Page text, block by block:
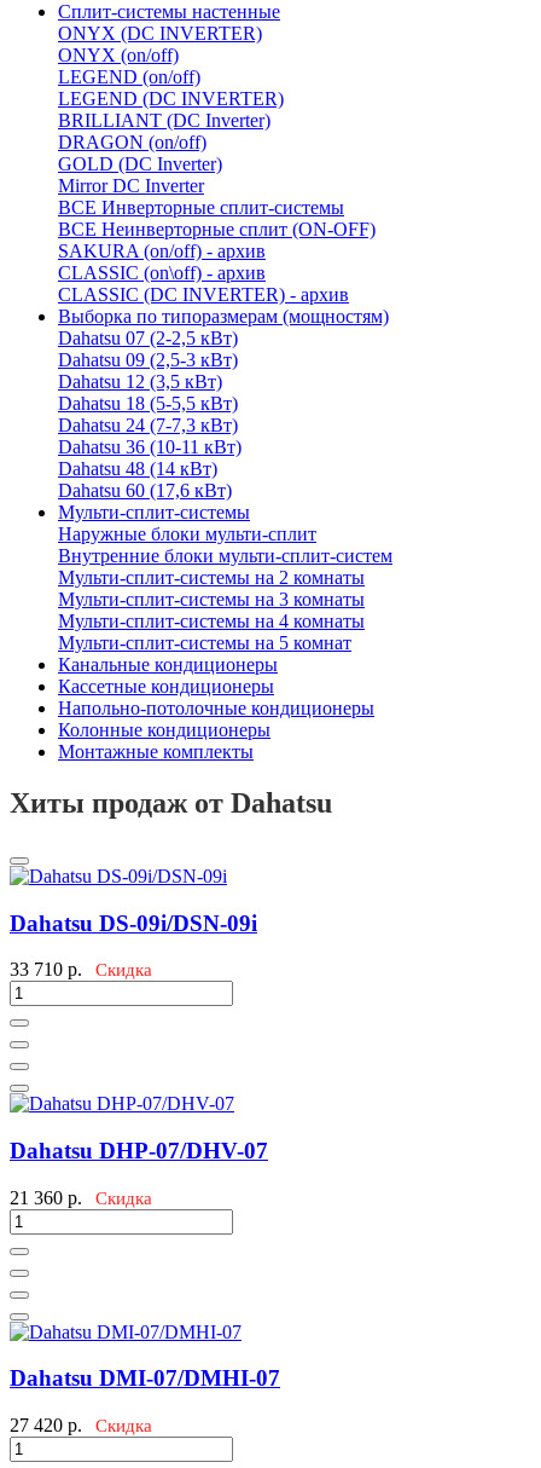
Сплит-системы настенные
ONYX (DC INVERTER)
ONYX (on/off)
LEGEND (on/off)
LEGEND (DC INVERTER)
BRILLIANT (DC Inverter)
DRAGON (on/off)
GOLD (DC Inverter)
Mirror DC Inverter
ВСЕ Инверторные сплит-системы
ВСЕ Неинверторные сплит (ON-OFF)
SAKURA (on/off) - архив
CLASSIC (on\off) - архив
CLASSIC (DC INVERTER) - архив
Выборка по типоразмерам (мощностям)
Dahatsu 07 (2-2,5 кВт)
Dahatsu 09 (2,5-3 кВт)
Dahatsu 12 (3,5 кВт)
Dahatsu 18 (5-5,5 кВт)
Dahatsu 24 (7-7,3 кВт)
Dahatsu 36 (10-11 кВт)
Dahatsu 48 (14 кВт)
Dahatsu 60 (17,6 кВт)
Мульти-сплит-системы
Наружные блоки мульти-сплит
Внутренние блоки мульти-сплит-систем
Мульти-сплит-системы на 2 комнаты
Мульти-сплит-системы на 3 комнаты
Мульти-сплит-системы на 4 комнаты
Мульти-сплит-системы на 5 комнат
Канальные кондиционеры
Кассетные кондиционеры
Напольно-потолочные кондиционеры
Колонные кондиционеры
Монтажные комплекты
Хиты продаж от Dahatsu
Dahatsu DS-09i/DSN-09i
33 710 р. Скидка
Dahatsu DHP-07/DHV-07
21 360 р. Скидка
Dahatsu DMI-07/DMHI-07
27 420 р. Скидка